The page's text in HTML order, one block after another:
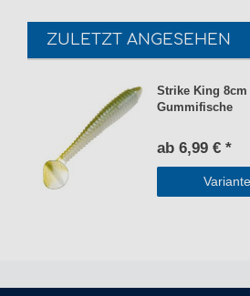
ZULETZT ANGESEHEN
Strike King 8cm
Gummifische
ab 6,99 € *